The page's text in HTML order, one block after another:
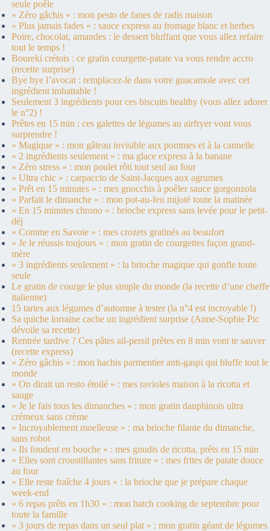
seule poêle
« Zéro gâchis » : mon pesto de fanes de radis maison
« Plus jamais fades » : sauce express au fromage blanc et herbes
Poire, chocolat, amandes : le dessert bluffant que vous allez refaire
tout le temps !
Boureki crétois : ce gratin courgette-patate va vous rendre accro
(recette surprise)
Bye bye l’avocat : remplacez-le dans votre guacamole avec cet
ingrédient imbattable !
Seulement 3 ingrédients pour ces biscuits healthy (vous allez adorer
le n°2) !
Prêtes en 15 min : ces galettes de légumes au airfryer vont vous
surprendre !
« Magique » : mon gâteau invisible aux pommes et à la cannelle
« 2 ingrédients seulement » : ma glace express à la banane
« Zéro stress » : mon poulet rôti tout seul au four
« Ultra chic » : carpaccio de Saint-Jacques aux agrumes
« Prêt en 15 minutes » : mes gnocchis à poêler sauce gorgonzola
« Parfait le dimanche » : mon pot-au-feu mijoté toute la matinée
« En 15 minutes chrono » : brioche express sans levée pour le petit-
déj
« Comme en Savoie » : mes crozets gratinés au beaufort
« Je le réussis toujours » : mon gratin de courgettes façon grand-
mère
« 3 ingrédients seulement » : la brioche magique qui gonfle toute
seule
Le gratin de courge le plus simple du monde (la recette d’une cheffe
italienne)
15 tartes aux légumes d’automne à tester (la n°4 est incroyable !)
Sa quiche lorraine cache un ingrédient surprise (Anne-Sophie Pic
dévoile sa recette)
Rentrée tardive ? Ces pâtes ail-persil prêtes en 8 min vont te sauver
(recette express)
« Zéro gâchis » : mon hachis parmentier anti-gaspi qui bluffe tout le
monde
« On dirait un resto étoilé » : mes ravioles maison à la ricotta et
sauge
« Je le fais tous les dimanches » : mon gratin dauphinois ultra
crémeux sans crème
« Incroyablement moelleuse » : ma brioche filante du dimanche,
sans robot
« Ils fondent en bouche » : mes gnudis de ricotta, prêts en 15 min
« Elles sont croustillantes sans friture » : mes frites de patate douce
au four
« Elle reste fraîche 4 jours » : la brioche que je prépare chaque
week-end
« 6 repas prêts en 1h30 » : mon batch cooking de septembre pour
toute la famille
« 3 jours de repas dans un seul plat » : mon gratin géant de légumes